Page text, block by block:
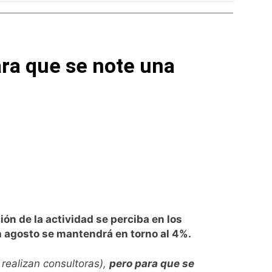
mínimas cercanas a 1°C
de chats privados
que se note una
de la actividad se perciba en los
se mantendrá en torno al 4%.
consultoras), pero para que se